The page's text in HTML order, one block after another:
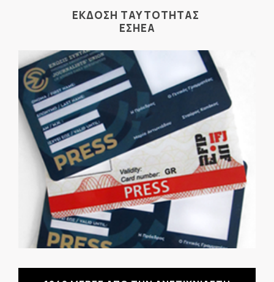
ΕΚΔΟΣΗ ΤΑΥΤΟΤΗΤΑΣ
ΕΣΗΕΑ